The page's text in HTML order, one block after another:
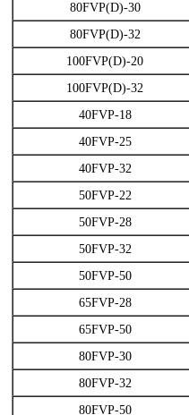
80FVP(D)-30
80FVP(D)-32
100FVP(D)-20
100FVP(D)-32
40FVP-18
40FVP-25
40FVP-32
50FVP-22
50FVP-28
50FVP-32
50FVP-50
65FVP-28
65FVP-50
80FVP-30
80FVP-32
80FVP-50